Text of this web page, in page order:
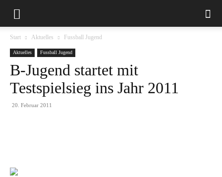
Start Aktuelles Fussball Jugend
Aktuelles Fussball Jugend
B-Jugend startet mit
Testspielsieg ins Jahr 2011
20. Februar 2011